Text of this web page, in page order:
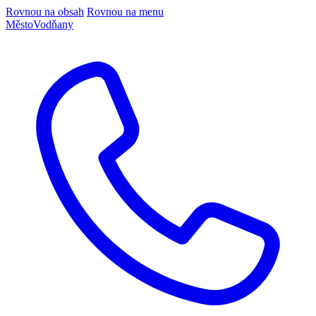
Rovnou na obsah Rovnou na menu
MěstoVodňany